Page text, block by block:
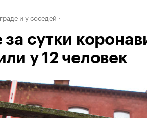
и у соседей
за сутки
у 12 человек